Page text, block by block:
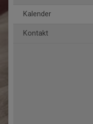
Kalender
Kontakt